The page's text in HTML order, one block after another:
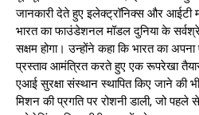
जानकारी देते हुए इलेक्ट्रॉनिक्स और आईटी
भारत का फाउंडेशनल मॉडल दुनिया के
सक्षम होगा। उन्होंने कहा कि भारत का
प्रस्ताव आमंत्रित करते हुए एक रूपरेखा
एआई सुरक्षा संस्थान स्थापित किए जाने की
मिशन की प्रगति पर रोशनी डाली, जो